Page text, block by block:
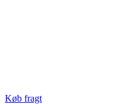
Køb fragt